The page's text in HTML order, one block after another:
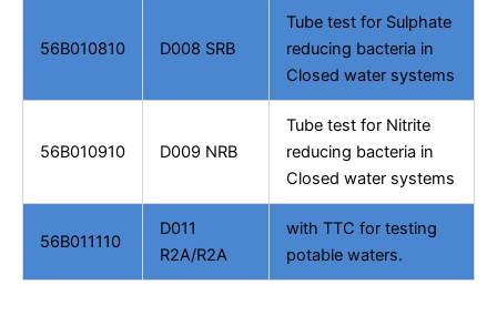
56B010810 D008 SRB
Tube test for Sulphate
reducing bacteria in
Closed water systems
56B010910 D009 NRB
Tube test for Nitrite
reducing bacteria in
Closed water systems
56B011110
D011
R2A/R2A
with TTC for testing
potable waters.